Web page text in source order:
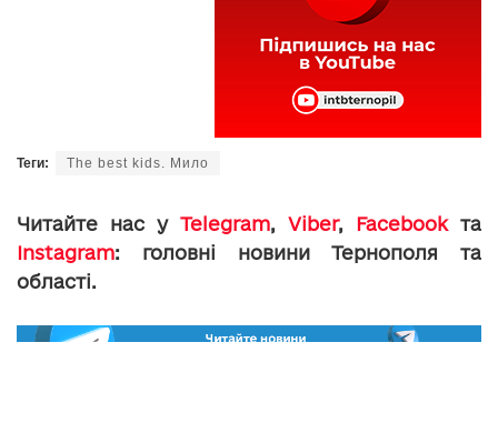
Теги: The best kids. Мило
Читайте нас у Telegram, Viber, Facebookта
Instagram: головні новини Тернополя та
області.